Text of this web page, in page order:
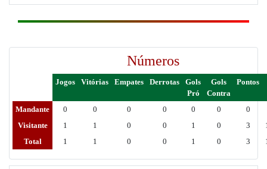
Números
Jogos Vitórias Empates Derrotas
Gols
Pró
Gols
Contra
Pontos
Mandante 0 0 0 0 0 0
0
Visitante
1 1 0 0 1 0 3
Total
1 1 0 0 1 0 3